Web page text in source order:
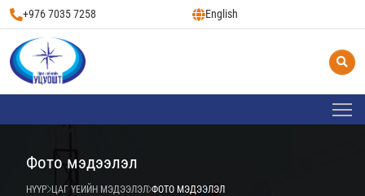
+976 7035 7258 English
Фото мэдээлэл
НҮҮР ЦАГ ҮЕИЙН МЭДЭЭЛЭЛ ФОТО МЭДЭЭЛЭЛ